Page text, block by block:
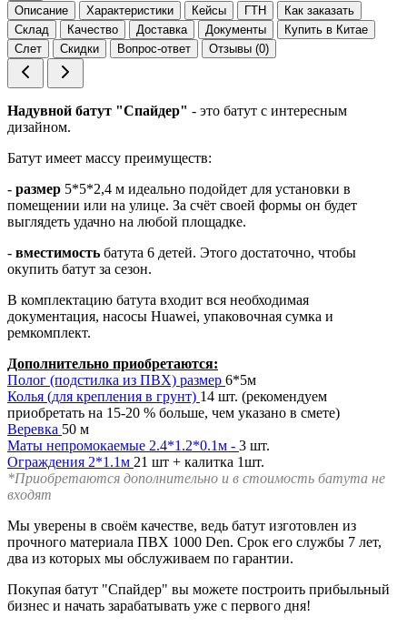
Описание Характеристики Кейсы ГТН
Как заказать
Склад
Качество Доставка Документы
Купить в Китае
Слет
Скидки Вопрос-ответ Отзывы (0)
Надувной батут "Спайдер" - это батут с интересным
дизайном.
Батут имеет массу преимуществ:
- размер 5*5*2,4 м идеально подойдет для установки в
помещении или на улице. За счёт своей формы он будет
выглядеть удачно на любой площадке.
- вместимость батута 6 детей. Этого достаточно, чтобы
окупить батут за сезон.
В комплектацию батута входит вся необходимая
документация, насосы Huawei, упаковочная сумка и
ремкомплект.
Дополнительно приобретаются:
Полог (подстилка из ПВХ) размер 6*5м
Колья (для крепления в грунт) 14 шт. (рекомендуем
приобретать на 15-20 % больше, чем указано в смете)
Веревка 50 м
Маты непромокаемые 2.4*1.2*0.1м - 3 шт.
Ограждения 2*1.1м 21 шт + калитка 1шт.
*Приобретаются дополнительно и в стоимость батута не
входят
Мы уверены в своём качестве, ведь батут изготовлен из
прочного материала ПВХ 1000 Den. Срок его службы 7 лет,
два из которых мы обслуживаем по гарантии.
Покупая батут "Спайдер" вы можете построить прибыльный
бизнес и начать зарабатывать уже с первого дня!